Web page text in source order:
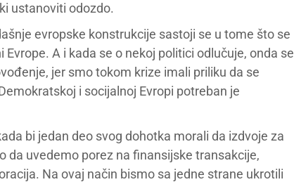
ustanoviti odozdo.
evropske konstrukcije sastoji se u tome što se
A i kada se o nekoj politici odlučuje, onda se
jer smo tokom krize imali priliku da se
i socijalnoj Evropi potreban je
bi jedan deo svog dohotka morali da izdvoje za
da uvedemo porez na finansijske transakcije,
Na ovaj način bismo sa jedne strane ukrotili